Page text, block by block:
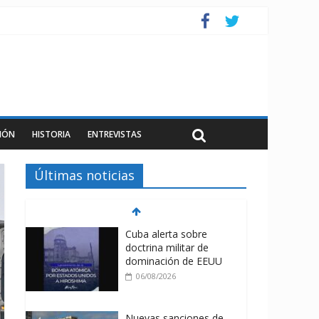
HISTORIA ENTREVISTAS
Últimas noticias
Cuba alerta sobre
doctrina militar de
dominación de EEUU
06/08/2026